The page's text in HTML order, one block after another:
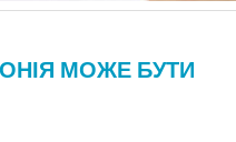
МОЖЕ БУТИ